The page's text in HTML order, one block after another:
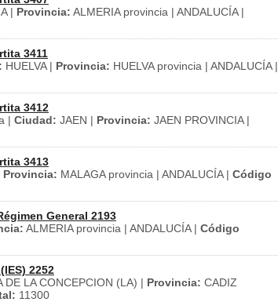
| Provincia: ALMERIA provincia | ANDALUCÍA |
3411
HUELVA | Provincia: HUELVA provincia | ANDALUCÍA |
3412
| Ciudad: JAEN | Provincia: JAEN PROVINCIA |
3413
Provincia: MALAGA provincia | ANDALUCÍA | Código
General 2193
ALMERIA provincia | ANDALUCÍA | Código
2252
DE LA CONCEPCION (LA) | Provincia: CADIZ
11300